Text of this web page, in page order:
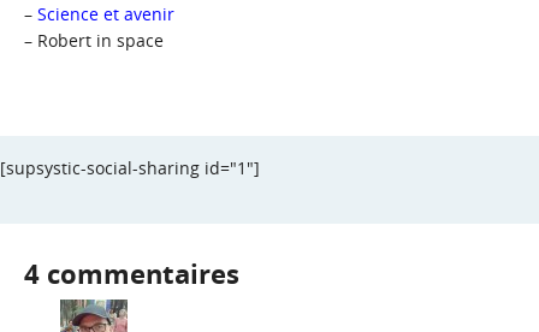
– Science et avenir
– Robert in space
[supsystic-social-sharing id="1"]
4 commentaires